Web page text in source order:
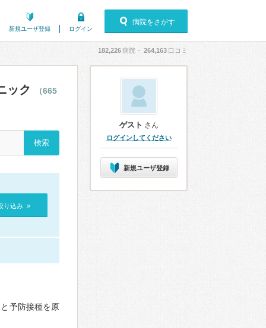
新規ユーザ登録 ログイン
病院をさがす
182,226病院・ 264,163 口コミ
ック （665
り込み »
予防接種を原
ゲスト さん
ログインしてください
新規ユーザ登録